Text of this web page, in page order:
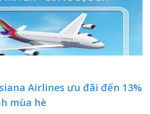
Airlines ưu đãi đến 13%
mùa hè